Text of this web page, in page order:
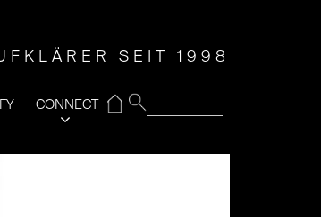
SEIT 1998
CONNECT
⌂